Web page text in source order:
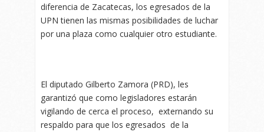
diferencia de Zacatecas, los egresados de la
UPN tienen las mismas posibilidades de luchar
por una plaza como cualquier otro estudiante.
El diputado Gilberto Zamora (PRD), les
garantizó que como legisladores estarán
vigilando de cerca el proceso, externando su
respaldo para que los egresados de la